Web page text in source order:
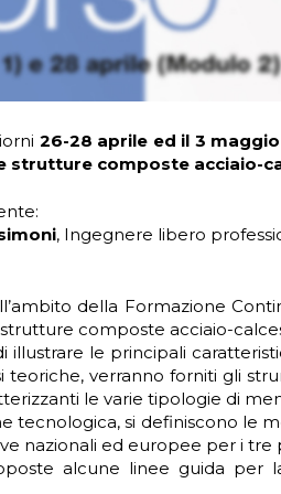
26-28 aprile ed il 3
strutture composte acciaio-
, Ingegnere libero
della Formazione
composte acciaio-
illustrare le principali
teoriche, verranno forniti gli
le varie tipologie di
tecnologica, si definiscono le
nazionali ed europee per i
alcune linee guida per